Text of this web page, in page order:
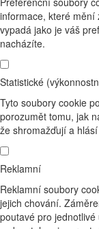
informace, které mění
vypadá jako je váš
nacházíte.
Statistické
Tyto soubory cookie
porozumět tomu, jak
že shromažďují a
Reklamní
Reklamní soubory
jejich chování.
poutavé pro